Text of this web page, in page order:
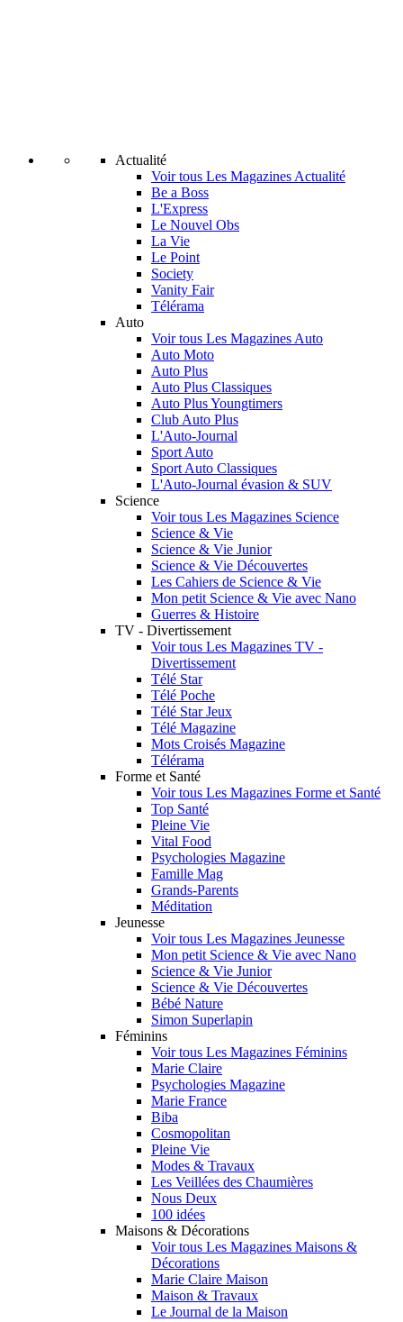
Actualité
Voir tous Les Magazines Actualité
Be a Boss
L'Express
Le Nouvel Obs
La Vie
Le Point
Society
Vanity Fair
Télérama
Auto
Voir tous Les Magazines Auto
Auto Moto
Auto Plus
Auto Plus Classiques
Auto Plus Youngtimers
Club Auto Plus
L'Auto-Journal
Sport Auto
Sport Auto Classiques
L'Auto-Journal évasion & SUV
Science
Voir tous Les Magazines Science
Science & Vie
Science & Vie Junior
Science & Vie Découvertes
Les Cahiers de Science & Vie
Mon petit Science & Vie avec Nano
Guerres & Histoire
TV - Divertissement
Voir tous Les Magazines TV -
Divertissement
Télé Star
Télé Poche
Télé Star Jeux
Télé Magazine
Mots Croisés Magazine
Télérama
Forme et Santé
Voir tous Les Magazines Forme et Santé
Top Santé
Pleine Vie
Vital Food
Psychologies Magazine
Famille Mag
Grands-Parents
Méditation
Jeunesse
Voir tous Les Magazines Jeunesse
Mon petit Science & Vie avec Nano
Science & Vie Junior
Science & Vie Découvertes
Bébé Nature
Simon Superlapin
Féminins
Voir tous Les Magazines Féminins
Marie Claire
Psychologies Magazine
Marie France
Biba
Cosmopolitan
Pleine Vie
Modes & Travaux
Les Veillées des Chaumières
Nous Deux
100 idées
Maisons & Décorations
Voir tous Les Magazines Maisons &
Décorations
Marie Claire Maison
Maison & Travaux
Le Journal de la Maison